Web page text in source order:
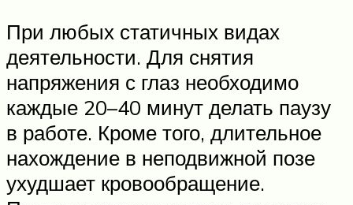
При любых статичных видах
деятельности. Для снятия
напряжения с глаз необходимо
каждые 20–40 минут делать паузу
в работе. Кроме того, длительное
нахождение в неподвижной позе
ухудшает кровообращение.